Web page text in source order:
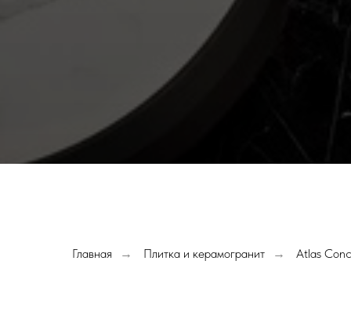
Главная → Плитка и керамогранит → Atlas